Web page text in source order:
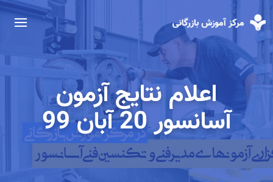
اعلام نتایج آزمون
آسانسور 20 آبان 99